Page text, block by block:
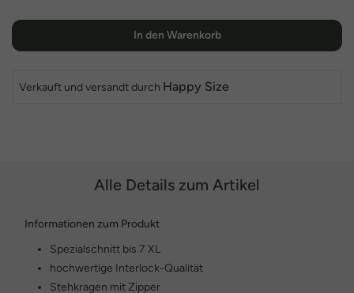
In den Warenkorb
Verkauft und versandt durch Happy Size
Alle Details zum Artikel
Informationen zum Produkt
Spezialschnitt bis 7 XL
hochwertige Interlock-Qualität
Stehkragen mit Zipper